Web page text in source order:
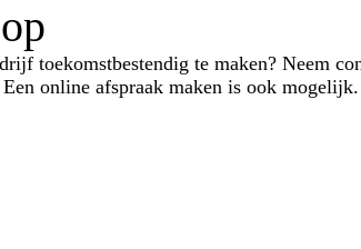
toekomstbestendig te maken? Neem
online afspraak maken is ook mogelijk.